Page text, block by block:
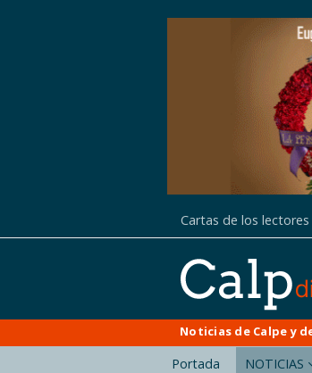
Cartas de los lectores
Noticias de Calpe y
Portada NOTICIAS